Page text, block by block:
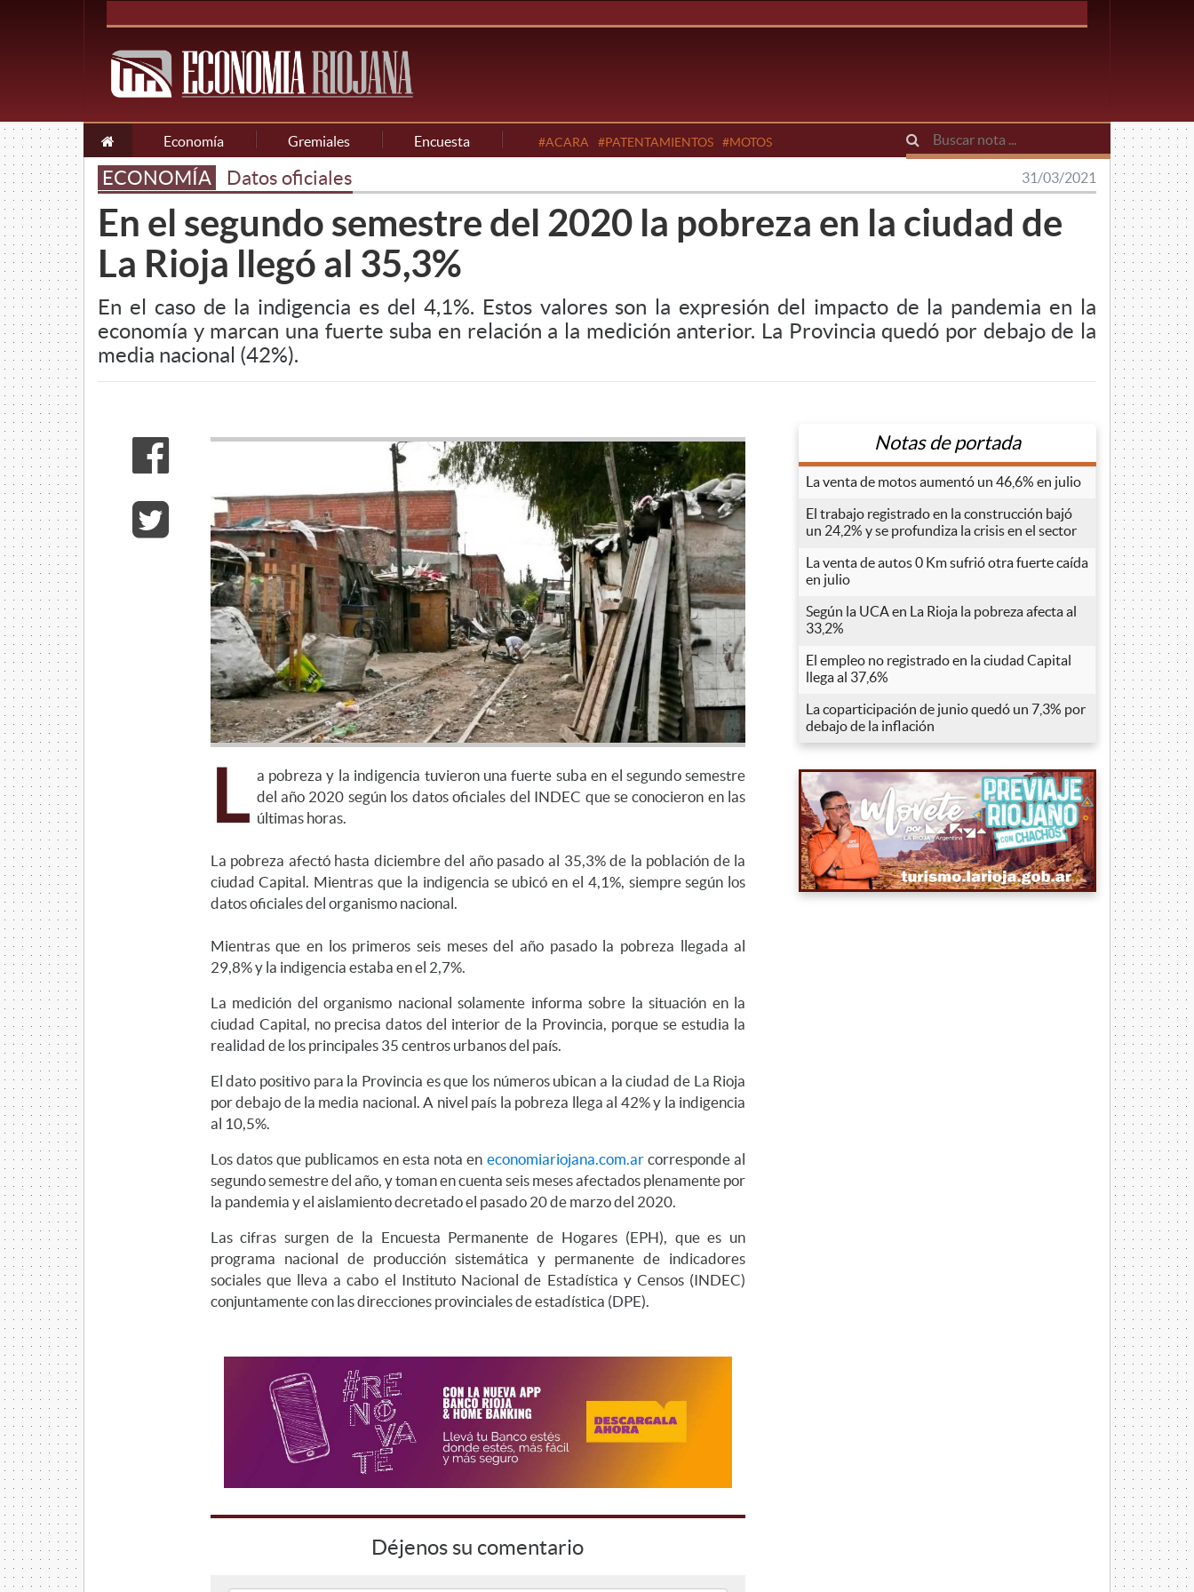
Economía Gremiales Encuesta #ACARA #PATENTAMIENTOS #MOTOS
ECONOMÍA Datos oficiales 31/03/2021
En el segundo semestre del 2020 la pobreza en la ciudad de
La Rioja llegó al 35,3%
En el caso de la indigencia es del 4,1%. Estos valores son la expresión del impacto de la pandemia en la
economía y marcan una fuerte suba en relación a la medición anterior. La Provincia quedó por debajo de la
media nacional (42%).
L a pobreza y la indigencia tuvieron una fuerte suba en el segundo semestre
del año 2020 según los datos oficiales del INDEC que se conocieron en las
últimas horas.
La pobreza afectó hasta diciembre del año pasado al 35,3% de la población de la
ciudad Capital. Mientras que la indigencia se ubicó en el 4,1%, siempre según los
datos oficiales del organismo nacional.
Mientras que en los primeros seis meses del año pasado la pobreza llegada al
29,8% y la indigencia estaba en el 2,7%.
La medición del organismo nacional solamente informa sobre la situación en la
ciudad Capital, no precisa datos del interior de la Provincia, porque se estudia la
realidad de los principales 35 centros urbanos del país.
El dato positivo para la Provincia es que los números ubican a la ciudad de La Rioja
por debajo de la media nacional. A nivel país la pobreza llega al 42% y la indigencia
al 10,5%.
Los datos que publicamos en esta nota en economiariojana.com.arcorresponde al
segundo semestre del año, y toman en cuenta seis meses afectados plenamente por
la pandemia y el aislamiento decretado el pasado 20 de marzo del 2020.
Las cifras surgen de la Encuesta Permanente de Hogares (EPH), que es un
programa nacional de producción sistemática y permanente de indicadores
sociales que lleva a cabo el Instituto Nacional de Estadística y Censos (INDEC)
conjuntamente con las direcciones provinciales de estadística (DPE).
Déjenos su comentario
Notas de portada
La venta de motos aumentó un 46,6% en julio
El trabajo registrado en la construcción bajó
un 24,2% y se profundiza la crisis en el sector
La venta de autos 0 Km sufrió otra fuerte caída
en julio
Según la UCA en La Rioja la pobreza afecta al
33,2%
El empleo no registrado en la ciudad Capital
llega al 37,6%
La coparticipación de junio quedó un 7,3% por
debajo de la inflación